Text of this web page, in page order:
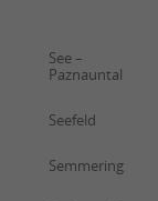
See –
Paznauntal
Seefeld
Semmering